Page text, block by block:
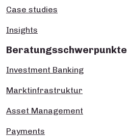
Case studies
Insights
Beratungsschwerpunkte
Investment Banking
Marktinfrastruktur
Asset Management
Payments